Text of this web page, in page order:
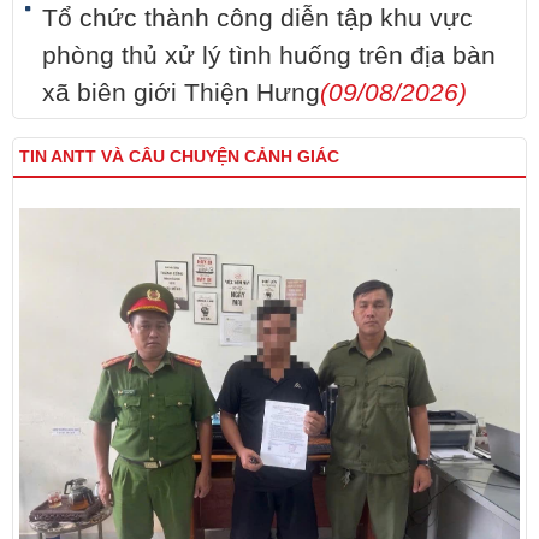
Tổ chức thành công diễn tập khu vực
phòng thủ xử lý tình huống trên địa bàn
xã biên giới Thiện Hưng(09/08/2026)
TIN ANTT VÀ CÂU CHUYỆN CẢNH GIÁC